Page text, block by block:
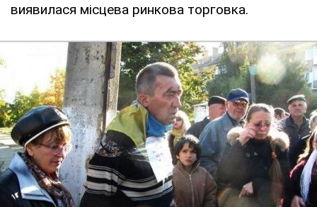
виявилася місцева ринкова торговка.